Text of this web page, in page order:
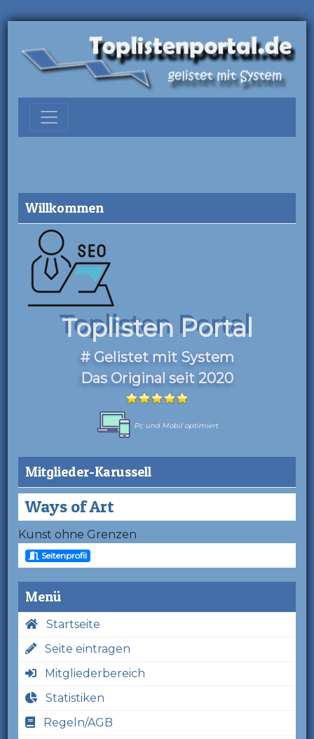
Willkommen
Toplisten Portal
# Gelistet mit System
Das Original seit 2020
Pc und Mobil optimiert
Mitglieder-Karussell
Ways of Art
Kunst ohne Grenzen
Seitenprofil
Menü
Startseite
Seite eintragen
Mitgliederbereich
Statistiken
Regeln/AGB